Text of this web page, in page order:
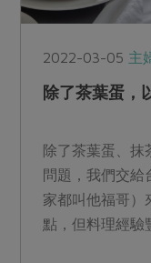
2022-03-05 主
除了茶葉蛋，
除了茶葉蛋、抹
問題，我們交給
家都叫他福哥）
點，但料理經驗